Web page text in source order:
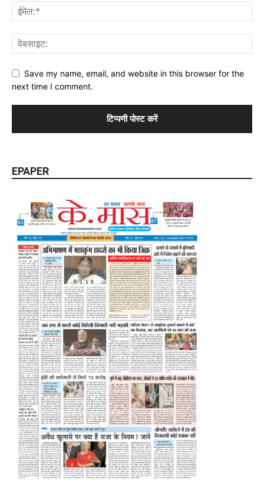
Save my name, email, and website in this browser for the
next time I comment.
EPAPER